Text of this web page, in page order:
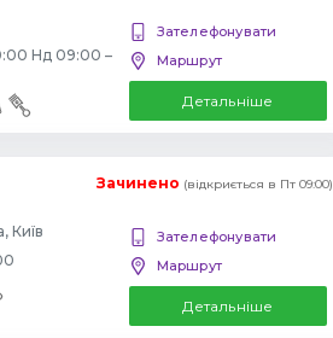
Нд 09:00 –
Зателефонувати
Маршрут
Детальніше
Зачинено (відкриється в Пт 09:00)
Київ
Зателефонувати
Маршрут
Детальніше